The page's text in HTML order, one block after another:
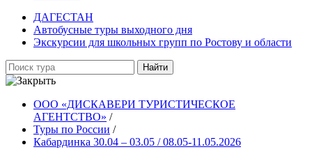
ДАГЕСТАН
Автобусные туры выходного дня
Экскурсии для школьных групп по Ростову и области
Найти
ООО «ДИСКАВЕРИ ТУРИСТИЧЕСКОЕ
АГЕНТСТВО» /
Туры по России /
Кабардинка 30.04 – 03.05 / 08.05-11.05.2026